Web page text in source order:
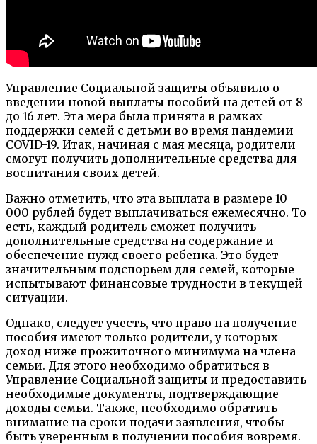
Управление Социальной защиты объявило о
введении новой выплаты пособий на детей от 8
до 16 лет. Эта мера была принята в рамках
поддержки семей с детьми во время пандемии
COVID-19. Итак, начиная с мая месяца, родители
смогут получить дополнительные средства для
воспитания своих детей.
Важно отметить, что эта выплата в размере 10
000 рублей будет выплачиваться ежемесячно. То
есть, каждый родитель сможет получить
дополнительные средства на содержание и
обеспечение нужд своего ребенка. Это будет
значительным подспорьем для семей, которые
испытывают финансовые трудности в текущей
ситуации.
Однако, следует учесть, что право на получение
пособия имеют только родители, у которых
доход ниже прожиточного минимума на члена
семьи. Для этого необходимо обратиться в
Управление Социальной защиты и предоставить
необходимые документы, подтверждающие
доходы семьи. Также, необходимо обратить
внимание на сроки подачи заявления, чтобы
быть уверенным в получении пособия вовремя.